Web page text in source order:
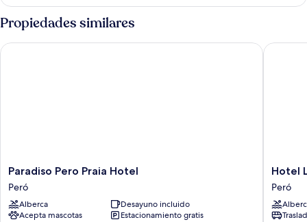
Propiedades similares
Paradiso
Pero
Praia
Hotel
Peró
Paradiso Pero Praia Hotel
Peró
Alberca
Desayuno incluido
Acepta mascotas
Estacionamiento gratis
Paradiso Pero Praia Hotel
Hotel
La
Plage
Peró
Hotel
Peró
Hotel La